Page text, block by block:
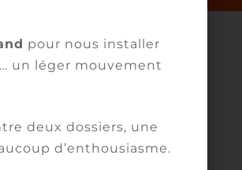
IA), une
de
de
Alexandre
systèmes
et Présidente
pour nous installer
… un léger mouvement
deux dossiers, une
d’enthousiasme.